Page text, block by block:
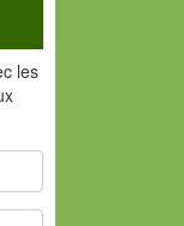
les